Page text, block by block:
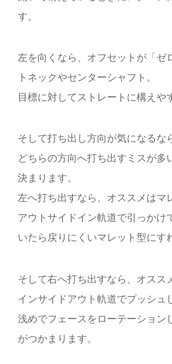
す。
左を向くなら、オフセットが「ゼ
トネックやセンターシャフト。
目標に対してストレートに構えや
そして打ち出し方向が気になるな
どちらの方向へ打ち出すミスが多
決まります。
左へ打ち出すなら、オススメはマ
アウトサイドイン軌道で引っかけ
いたら戻りにくいマレット型にす
そして右へ打ち出すなら、オスス
インサイドアウト軌道でプッシュ
浅めでフェースをローテーション
がつかまります。